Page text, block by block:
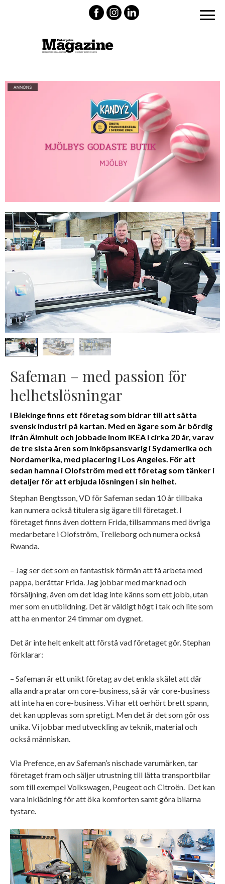
Safeman – med passion för
helhetslösningar
I Blekinge finns ett företag som bidrar till att sätta
svensk industri på kartan. Med en ägare som är bördig
ifrån Älmhult och jobbade inom IKEA i cirka 20 år, varav
de tre sista åren som inköpsansvarig i Sydamerika och
Nordamerika, med placering i Los Angeles. För att
sedan hamna i Olofström med ett företag som tänker i
detaljer för att erbjuda lösningen i sin helhet.
Stephan Bengtsson, VD för Safeman sedan 10 år tillbaka
kan numera också titulera sig ägare till företaget. I
företaget finns även dottern Frida, tillsammans med övriga
medarbetare i Olofström, Trelleborg och numera också
Rwanda.
– Jag ser det som en fantastisk förmån att få arbeta med
pappa, berättar Frida. Jag jobbar med marknad och
försäljning, även om det idag inte känns som ett jobb, utan
mer som en utbildning. Det är väldigt högt i tak och lite som
att ha en mentor 24 timmar om dygnet.
Det är inte helt enkelt att förstå vad företaget gör. Stephan
förklarar:
– Safeman är ett unikt företag av det enkla skälet att där
alla andra pratar om core-business, så är vår core-business
att inte ha en core-business. Vi har ett oerhört brett spann,
det kan upplevas som spretigt. Men det är det som gör oss
unika. Vi jobbar med utveckling av teknik, material och
också människan.
Via Prefence, en av Safeman’s nischade varumärken, tar
företaget fram och säljer utrustning till lätta transportbilar
som till exempel Volkswagen, Peugeot och Citroën. Det kan
vara inklädning för att öka komforten samt göra bilarna
tystare.